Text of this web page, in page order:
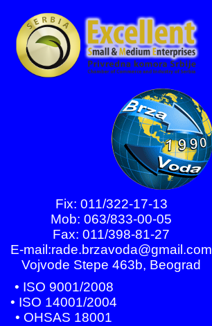
Fix: 011/322-17-13
Mob: 063/833-00-05
Fax: 011/398-81-27
E-mail:rade.brzavoda@gmail.com
Vojvode Stepe 463b, Beograd
• ISO 9001/2008
• ISO 14001/2004
• OHSAS 18001